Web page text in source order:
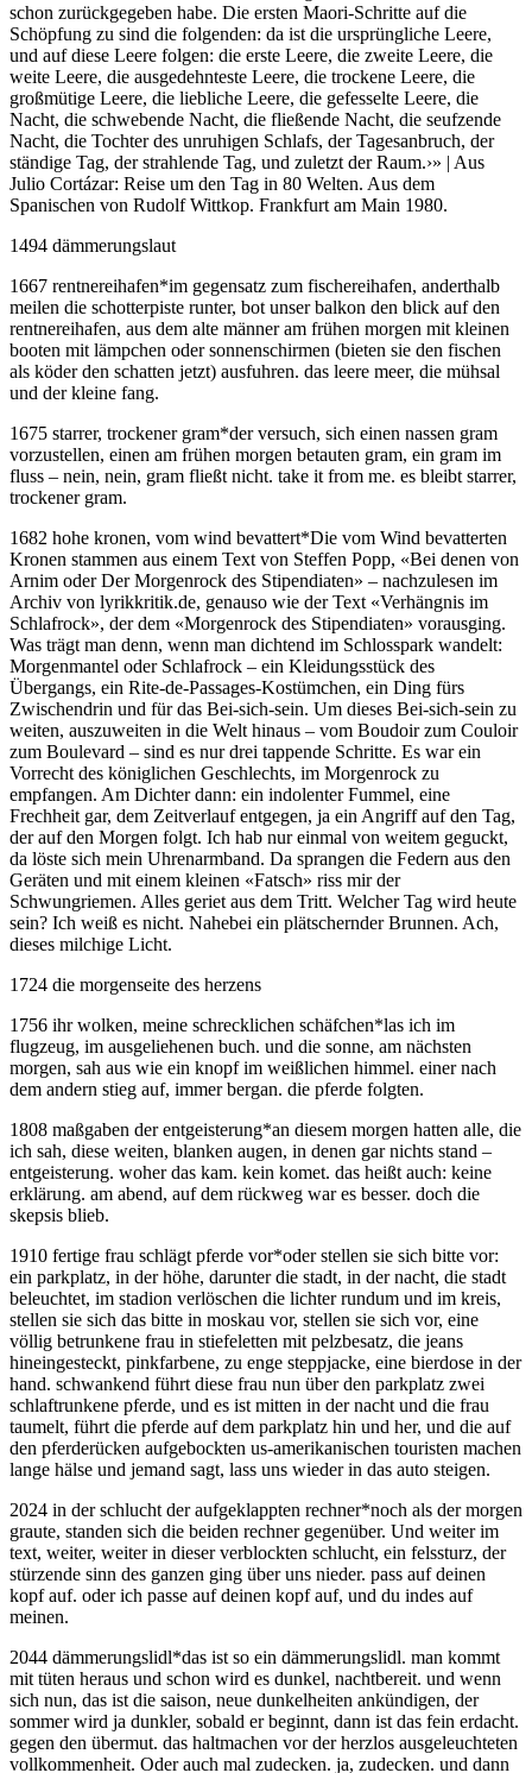
schon zurückgegeben habe. Die ersten Maori-Schritte auf die
Schöpfung zu sind die folgenden: da ist die ursprüngliche Leere,
und auf diese Leere folgen: die erste Leere, die zweite Leere, die
weite Leere, die ausgedehnteste Leere, die trockene Leere, die
großmütige Leere, die liebliche Leere, die gefesselte Leere, die
Nacht, die schwebende Nacht, die fließende Nacht, die seufzende
Nacht, die Tochter des unruhigen Schlafs, der Tagesanbruch, der
ständige Tag, der strahlende Tag, und zuletzt der Raum.›» | Aus
Julio Cortázar: Reise um den Tag in 80 Welten. Aus dem
Spanischen von Rudolf Wittkop. Frankfurt am Main 1980.
1494 dämmerungslaut
1667 rentnereihafen*im gegensatz zum fischereihafen, anderthalb
meilen die schotterpiste runter, bot unser balkon den blick auf den
rentnereihafen, aus dem alte männer am frühen morgen mit kleinen
booten mit lämpchen oder sonnenschirmen (bieten sie den fischen
als köder den schatten jetzt) ausfuhren. das leere meer, die mühsal
und der kleine fang.
1675 starrer, trockener gram*der versuch, sich einen nassen gram
vorzustellen, einen am frühen morgen betauten gram, ein gram im
fluss – nein, nein, gram fließt nicht. take it from me. es bleibt starrer,
trockener gram.
1682 hohe kronen, vom wind bevattert*Die vom Wind bevatterten
Kronen stammen aus einem Text von Steffen Popp, «Bei denen von
Arnim oder Der Morgenrock des Stipendiaten» – nachzulesen im
Archiv von lyrikkritik.de, genauso wie der Text «Verhängnis im
Schlafrock», der dem «Morgenrock des Stipendiaten» vorausging.
Was trägt man denn, wenn man dichtend im Schlosspark wandelt:
Morgenmantel oder Schlafrock – ein Kleidungsstück des
Übergangs, ein Rite-de-Passages-Kostümchen, ein Ding fürs
Zwischendrin und für das Bei-sich-sein. Um dieses Bei-sich-sein zu
weiten, auszuweiten in die Welt hinaus – vom Boudoir zum Couloir
zum Boulevard – sind es nur drei tappende Schritte. Es war ein
Vorrecht des königlichen Geschlechts, im Morgenrock zu
empfangen. Am Dichter dann: ein indolenter Fummel, eine
Frechheit gar, dem Zeitverlauf entgegen, ja ein Angriff auf den Tag,
der auf den Morgen folgt. Ich hab nur einmal von weitem geguckt,
da löste sich mein Uhrenarmband. Da sprangen die Federn aus den
Geräten und mit einem kleinen «Fatsch» riss mir der
Schwungriemen. Alles geriet aus dem Tritt. Welcher Tag wird heute
sein? Ich weiß es nicht. Nahebei ein plätschernder Brunnen. Ach,
dieses milchige Licht.
1724 die morgenseite des herzens
1756 ihr wolken, meine schrecklichen schäfchen*las ich im
flugzeug, im ausgeliehenen buch. und die sonne, am nächsten
morgen, sah aus wie ein knopf im weißlichen himmel. einer nach
dem andern stieg auf, immer bergan. die pferde folgten.
1808 maßgaben der entgeisterung*an diesem morgen hatten alle, die
ich sah, diese weiten, blanken augen, in denen gar nichts stand –
entgeisterung. woher das kam. kein komet. das heißt auch: keine
erklärung. am abend, auf dem rückweg war es besser. doch die
skepsis blieb.
1910 fertige frau schlägt pferde vor*oder stellen sie sich bitte vor:
ein parkplatz, in der höhe, darunter die stadt, in der nacht, die stadt
beleuchtet, im stadion verlöschen die lichter rundum und im kreis,
stellen sie sich das bitte in moskau vor, stellen sie sich vor, eine
völlig betrunkene frau in stiefeletten mit pelzbesatz, die jeans
hineingesteckt, pinkfarbene, zu enge steppjacke, eine bierdose in der
hand. schwankend führt diese frau nun über den parkplatz zwei
schlaftrunkene pferde, und es ist mitten in der nacht und die frau
taumelt, führt die pferde auf dem parkplatz hin und her, und die auf
den pferderücken aufgebockten us-amerikanischen touristen machen
lange hälse und jemand sagt, lass uns wieder in das auto steigen.
2024 in der schlucht der aufgeklappten rechner*noch als der morgen
graute, standen sich die beiden rechner gegenüber. Und weiter im
text, weiter, weiter in dieser verblockten schlucht, ein felssturz, der
stürzende sinn des ganzen ging über uns nieder. pass auf deinen
kopf auf. oder ich passe auf deinen kopf auf, und du indes auf
meinen.
2044 dämmerungslidl*das ist so ein dämmerungslidl. man kommt
mit tüten heraus und schon wird es dunkel, nachtbereit. und wenn
sich nun, das ist die saison, neue dunkelheiten ankündigen, der
sommer wird ja dunkler, sobald er beginnt, dann ist das fein erdacht.
gegen den übermut. das haltmachen vor der herzlos ausgeleuchteten
vollkommenheit. Oder auch mal zudecken. ja, zudecken. und dann